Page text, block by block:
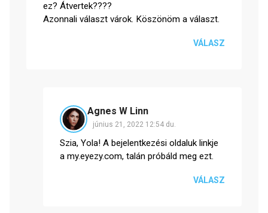
ez? Átvertek????
Azonnali választ várok. Köszönöm a választ.
VÁLASZ
Agnes W Linn
június 21, 2022 12:54 du.
Szia, Yola! A bejelentkezési oldaluk linkje
a my.eyezy.com, talán próbáld meg ezt.
VÁLASZ